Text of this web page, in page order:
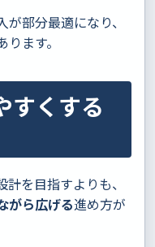
部分最適になり、
ます。
すくする
を目指すよりも、
がら広げる進め方が